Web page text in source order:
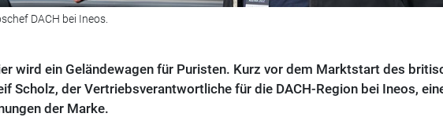
DACH bei Ineos.
wird ein Geländewagen für Puristen. Kurz vor dem Marktstart des
Scholz, der Vertriebsverantwortliche für die DACH-Region bei Ineos,
der Marke.